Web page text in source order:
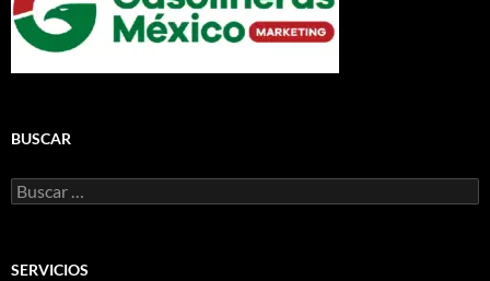
BUSCAR
Buscar:
SERVICIOS